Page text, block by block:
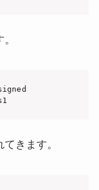
きます。